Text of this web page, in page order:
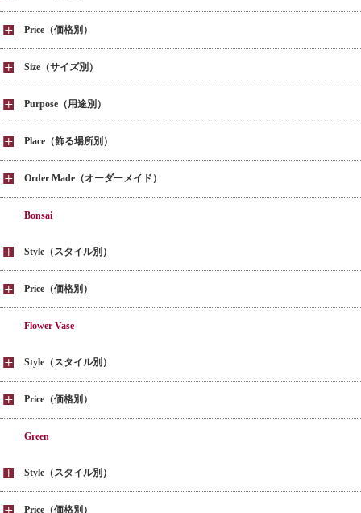
Price（価格別）
Size（サイズ別）
Purpose（用途別）
Place（飾る場所別）
Order Made（オーダーメイド）
Bonsai
Style（スタイル別）
Price（価格別）
Flower Vase
Style（スタイル別）
Price（価格別）
Green
Style（スタイル別）
Price（価格別）